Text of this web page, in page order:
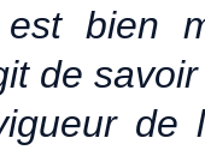
est bien
de
de